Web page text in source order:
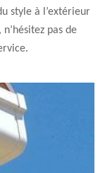
style à l’extérieur
pas de